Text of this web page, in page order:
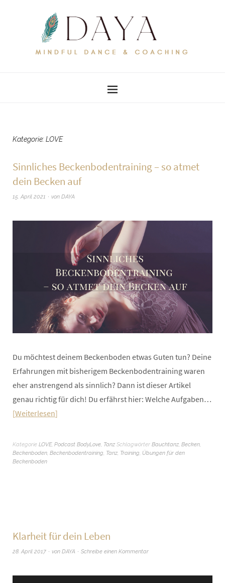
Kategorie:LOVE
Sinnliches Beckenbodentraining – so atmet
dein Becken auf
15. April 2021 von DAYA
Du möchtest deinem Beckenboden etwas Guten tun? Deine
Erfahrungen mit bisherigem Beckenbodentraining waren
eher anstrengend als sinnlich? Dann ist dieser Artikel
genau richtig für dich! Du erfährst hier: Welche Aufgaben…
Weiterlesen
Kategorie LOVE, Podcast BodyLove, Tanz Schlagwörter Bauchtanz, Becken,
Beckenboden, Beckenbodentraining, Tanz, Training, Übungen für den
Beckenboden
Klarheit für dein Leben
28. April 2017 von DAYA Schreibe einen Kommentar